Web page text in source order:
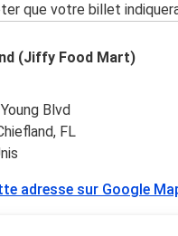
que votre billet
(Jiffy Food Mart)
Blvd
FL
adresse sur Google